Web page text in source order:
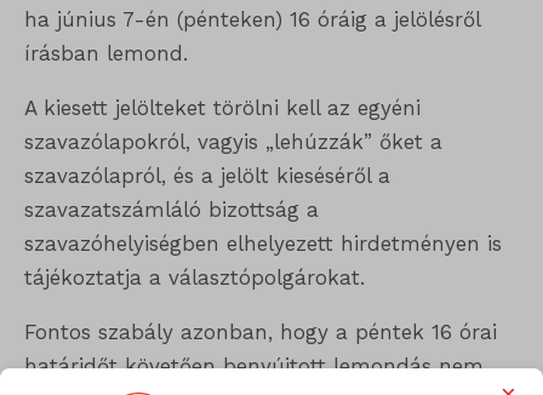
ha június 7-én (pénteken) 16 óráig a jelölésről
írásban lemond.
A kiesett jelölteket törölni kell az egyéni
szavazólapokról, vagyis „lehúzzák” őket a
szavazólapról, és a jelölt kieséséről a
szavazatszámláló bizottság a
szavazóhelyiségben elhelyezett hirdetményen is
tájékoztatja a választópolgárokat.
Fontos szabály azonban, hogy a péntek 16 órai
határidőt követően benyújtott lemondás nem